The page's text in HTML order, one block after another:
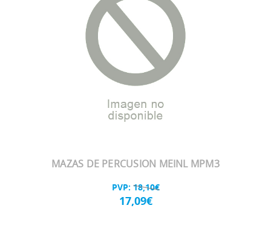
MAZAS DE PERCUSION MEINL MPM3
PVP: 18,10€
17,09€